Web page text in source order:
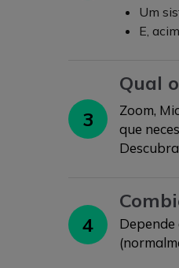
Um
E,
3
Qual
Zoom,
que
4